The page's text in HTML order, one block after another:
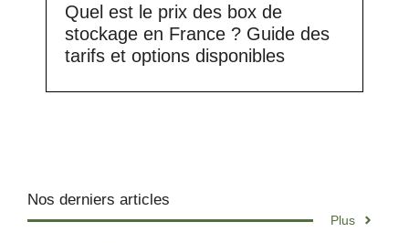
Quel est le prix des box de
stockage en France ? Guide des
tarifs et options disponibles
Nos derniers articles
Plus